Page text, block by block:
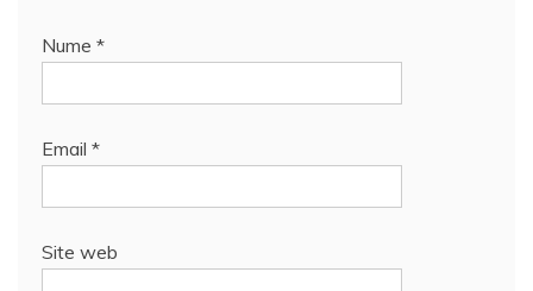
Nume *
Email *
Site web